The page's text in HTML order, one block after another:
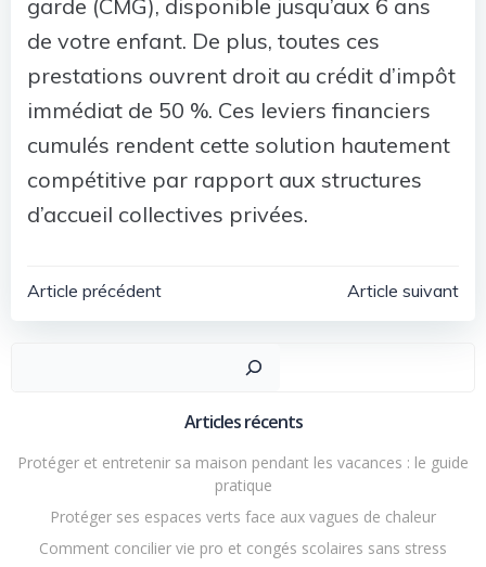
garde (CMG), disponible jusqu’aux 6 ans
de votre enfant. De plus, toutes ces
prestations ouvrent droit au crédit d’impôt
immédiat de 50 %. Ces leviers financiers
cumulés rendent cette solution hautement
compétitive par rapport aux structures
d’accueil collectives privées.
Navigation
l’article
Article précédent
de
l’article
Article suivant
Articles récents
Protéger et entretenir sa maison pendant les vacances : le guide
pratique
Protéger ses espaces verts face aux vagues de chaleur
Comment concilier vie pro et congés scolaires sans stress